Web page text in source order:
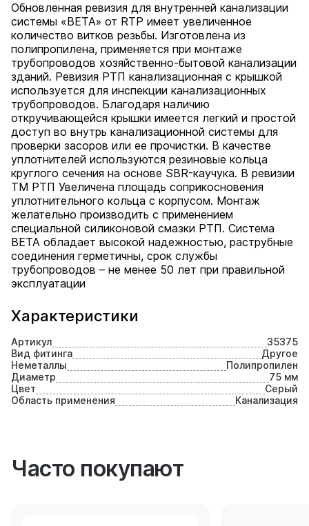
Характеристики
Артикул
35375
Вид фитинга
Другое
Неметаллы
Полипропилен
Диаметр
75 мм
Цвет
Серый
Область применения
Канализация
Обновленная ревизия для внутренней канализации
системы «BETA» от RTP имеет увеличенное
количество витков резьбы. Изготовлена из
полипропилена, применяется при монтаже
трубопроводов хозяйственно-бытовой канализации
зданий. Ревизия РТП канализационная с крышкой
используется для инспекции канализационных
трубопроводов. Благодаря наличию
откручивающейся крышки имеется легкий и простой
доступ во внутрь канализационной системы для
проверки засоров или ее прочистки. В качестве
уплотнителей используются резиновые кольца
круглого сечения на основе SBR-каучука. В ревизии
ТМ РТП Увеличена площадь соприкосновения
уплотнительного кольца с корпусом. Монтаж
желательно производить с применением
специальной силиконовой смазки РТП. Система
BETA обладает высокой надежностью, раструбные
соединения герметичны, срок службы
трубопроводов – не менее 50 лет при правильной
эксплуатации
Часто покупают